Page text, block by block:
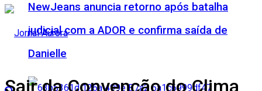
NewJeans anuncia retorno após batalha
judicial com a ADOR e confirma saída de
Danielle
Sair da Convenção do Clima